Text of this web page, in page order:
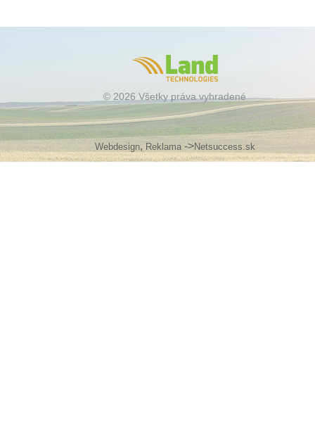
© 2026 Všetky práva vyhradené
Webdesign, Reklama->Netsuccess.sk